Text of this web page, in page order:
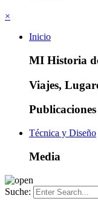
×
Inicio
MI Historia
Viajes,
Publicaciones
Técnica y Diseño
Media
Suche: